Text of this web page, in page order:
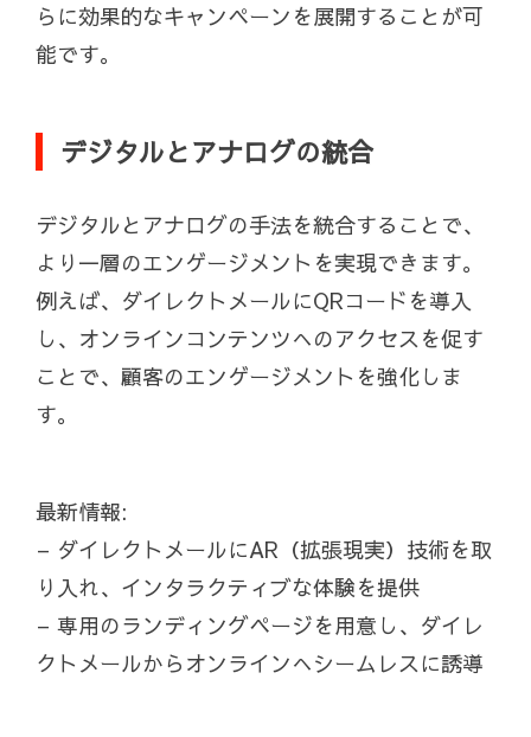
らに効果的なキャンペーンを展開することが可
能です。
デジタルとアナログの統合
デジタルとアナログの手法を統合することで、
より一層のエンゲージメントを実現できます。
例えば、ダイレクトメールにQRコードを導入
し、オンラインコンテンツへのアクセスを促す
ことで、顧客のエンゲージメントを強化しま
す。
最新情報:
– ダイレクトメールにAR（拡張現実）技術を取
り入れ、インタラクティブな体験を提供
– 専用のランディングページを用意し、ダイレ
クトメールからオンラインへシームレスに誘導